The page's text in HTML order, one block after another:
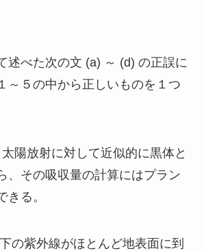
述べた次の文 (a) ～ (d) の正誤に
～５の中から正しいものを１つ
陽放射に対して近似的に黒体と
、その吸収量の計算にはプラン
きる。
の紫外線がほとんど地表面に到